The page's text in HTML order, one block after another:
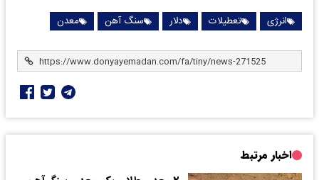
انرژی تعطیلات دلار سنگ آهن معدن
اخبار مرتبط